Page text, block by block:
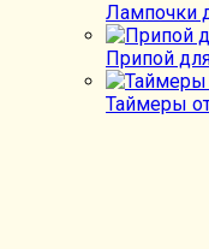
Лампочки
Припой
Таймеры